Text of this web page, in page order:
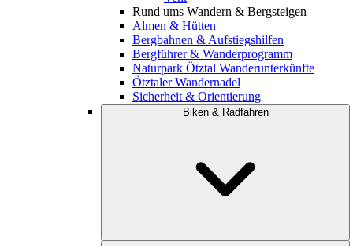
Rund ums Wandern & Bergsteigen
Almen & Hütten
Bergbahnen & Aufstiegshilfen
Bergführer & Wanderprogramm
Naturpark Ötztal Wanderunterkünfte
Ötztaler Wandernadel
Sicherheit & Orientierung
Biken & Radfahren